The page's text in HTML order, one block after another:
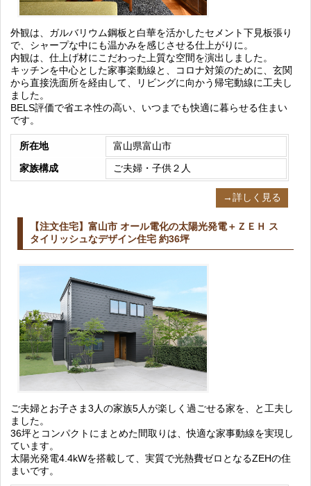
外観は、ガルバリウム鋼板と白華を活かしたセメント下見板張り
で、シャープな中にも温かみを感じさせる仕上がりに。
内観は、仕上げ材にこだわった上質な空間を演出しました。
キッチンを中心とした家事楽動線と、コロナ対策のために、玄関
から直接洗面所を経由して、リビングに向かう帰宅動線に工夫し
ました。
BELS評価で省エネ性の高い、いつまでも快適に暮らせる住まい
です。
所在地
富山県富山市
家族構成
ご夫婦・子供２人
→詳しく見る
【注文住宅】富山市 オール電化の太陽光発電＋ＺＥＨ ス
タイリッシュなデザイン住宅 約36坪
ご夫婦とお子さま3人の家族5人が楽しく過ごせる家を、と工夫し
ました。
36坪とコンパクトにまとめた間取りは、快適な家事動線を実現し
ています。
太陽光発電4.4kWを搭載して、実質で光熱費ゼロとなるZEHの住
まいです。